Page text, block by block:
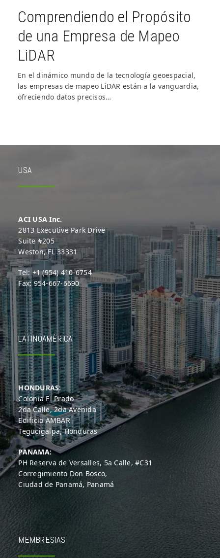
Comprendiendo el Propósito
de una Empresa de Mapeo
LiDAR
En el dinámico mundo de la tecnología geoespacial,
las empresas de mapeo LiDAR están a la vanguardia,
ofreciendo datos precisos…
USA
ACI USA Inc.
2813 Executive Park Drive
Suite #205
Weston, FL 33331
Tel: +1 (954) 410-6754
Fax: 954-667-6690
LATINOAMÉRICA
HONDURAS:
Colonia El Prado
2da Calle, 2da Avenida
Edificio AMBAR
Tegucigalpa, Honduras
PANAMA:
PH Reserva de Versalles, 5a Calle, #C31
Corregimiento Don Bosco,
Ciudad de Panamá, Panamá
MEMBRESIAS